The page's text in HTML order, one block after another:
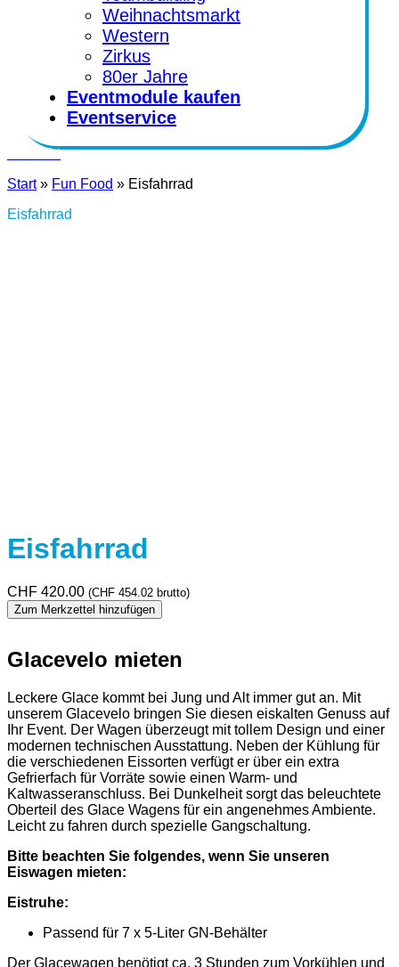
Weihnachtsmarkt
Western
Zirkus
80er Jahre
Eventmodule kaufen
Eventservice
Kontakt
Start» Fun Food » Eisfahrrad
Eisfahrrad
Eisfahrrad
CHF 420.00 (CHF 454.02 brutto)
Zum Merkzettel hinzufügen
Glacevelo mieten
Leckere Glace kommt bei Jung und Alt immer gut an. Mit
unserem Glacevelo bringen Sie diesen eiskalten Genuss auf
Ihr Event. Der Wagen überzeugt mit tollem Design und einer
modernen technischen Ausstattung. Neben der Kühlung für
die verschiedenen Eissorten verfügt er über ein extra
Gefrierfach für Vorräte sowie einen Warm- und
Kaltwasseranschluss. Bei Dunkelheit sorgt das beleuchtete
Oberteil des Glace Wagens für ein angenehmes Ambiente.
Leicht zu fahren durch spezielle Gangschaltung.
Bitte beachten Sie folgendes, wenn Sie unseren
Eiswagen mieten:
Eistruhe:
Passend für 7 x 5-Liter GN-Behälter
Der Glacewagen benötigt ca. 3 Stunden zum Vorkühlen und